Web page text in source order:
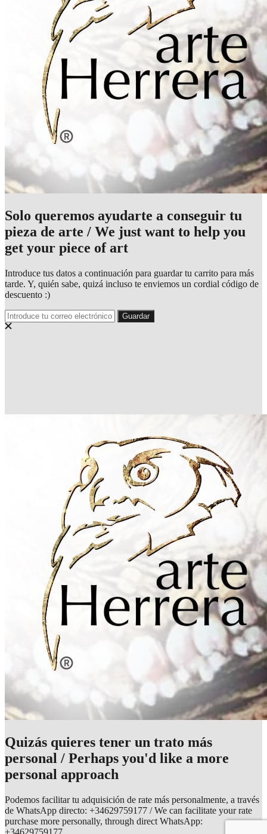
Solo queremos ayudarte a conseguir tu
pieza de arte / We just want to help you
get your piece of art
Introduce tus datos a continuación para guardar tu carrito para más
tarde. Y, quién sabe, quizá incluso te enviemos un cordial código de
descuento :)
Guardar
Quizás quieres tener un trato más
personal / Perhaps you'd like a more
personal approach
Podemos facilitar tu adquisición de rate más personalmente, a través
de WhatsApp directo: +34629759177 / We can facilitate your rate
purchase more personally, through direct WhatsApp:
+34629759177